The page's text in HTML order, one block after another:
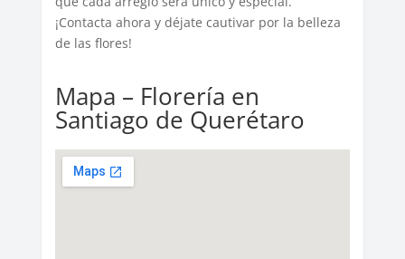
¡Contacta ahora y déjate cautivar por la belleza
de las flores!
Mapa – Florería en
Santiago de Querétaro